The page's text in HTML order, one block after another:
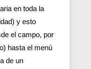
en toda la
y esto
el campo, por
hasta el menú
de un